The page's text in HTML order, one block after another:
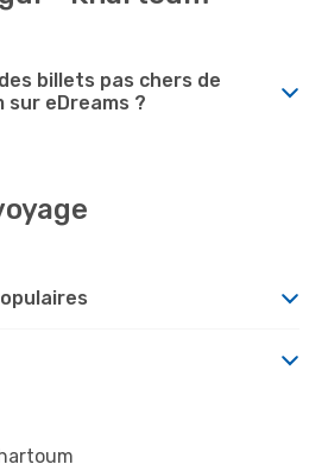
billets pas chers de
sur eDreams ?